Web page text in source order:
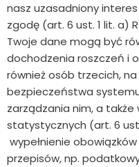
nasz uzasadniony interes
zgodę (art. 6 ust. 1 lit. a)
Twoje dane mogą być
dochodzenia roszczeń i
również osób trzecich,
bezpieczeństwa
zarządzania nim, a
statystycznych (art. 6
wypełnienie
przepisów, np.